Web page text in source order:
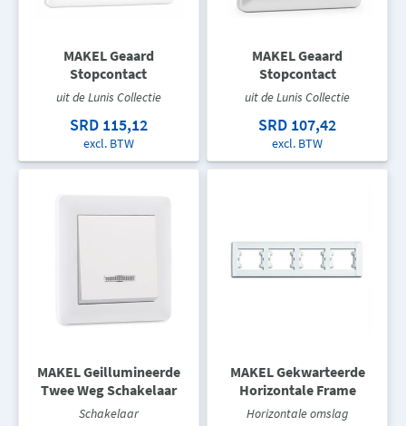
MAKEL Geaard
Stopcontact
uit de Lunis Collectie
SRD 115,12
excl. BTW
MAKEL Geaard
Stopcontact
uit de Lunis Collectie
SRD 107,42
excl. BTW
MAKEL Geillumineerde
Twee Weg Schakelaar
Schakelaar
MAKEL Gekwarteerde
Horizontale Frame
Horizontale omslag